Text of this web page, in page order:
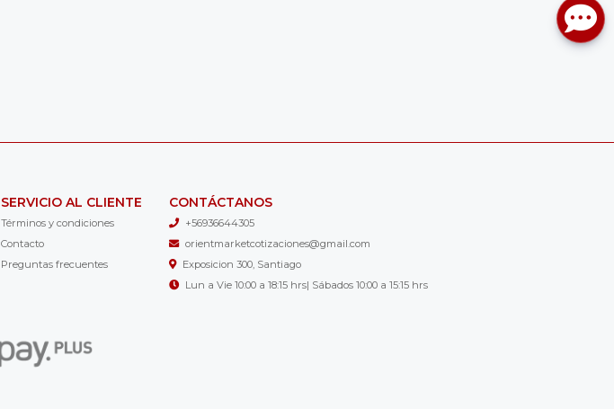
SERVICIO AL CLIENTE
Términos y condiciones
Contacto
Preguntas frecuentes
CONTÁCTANOS
+56936644305
orientmarketcotizaciones@gmail.com
Exposicion 300, Santiago
Lun a Vie 10:00 a 18:15 hrs| Sábados 10:00 a 15:15 hrs